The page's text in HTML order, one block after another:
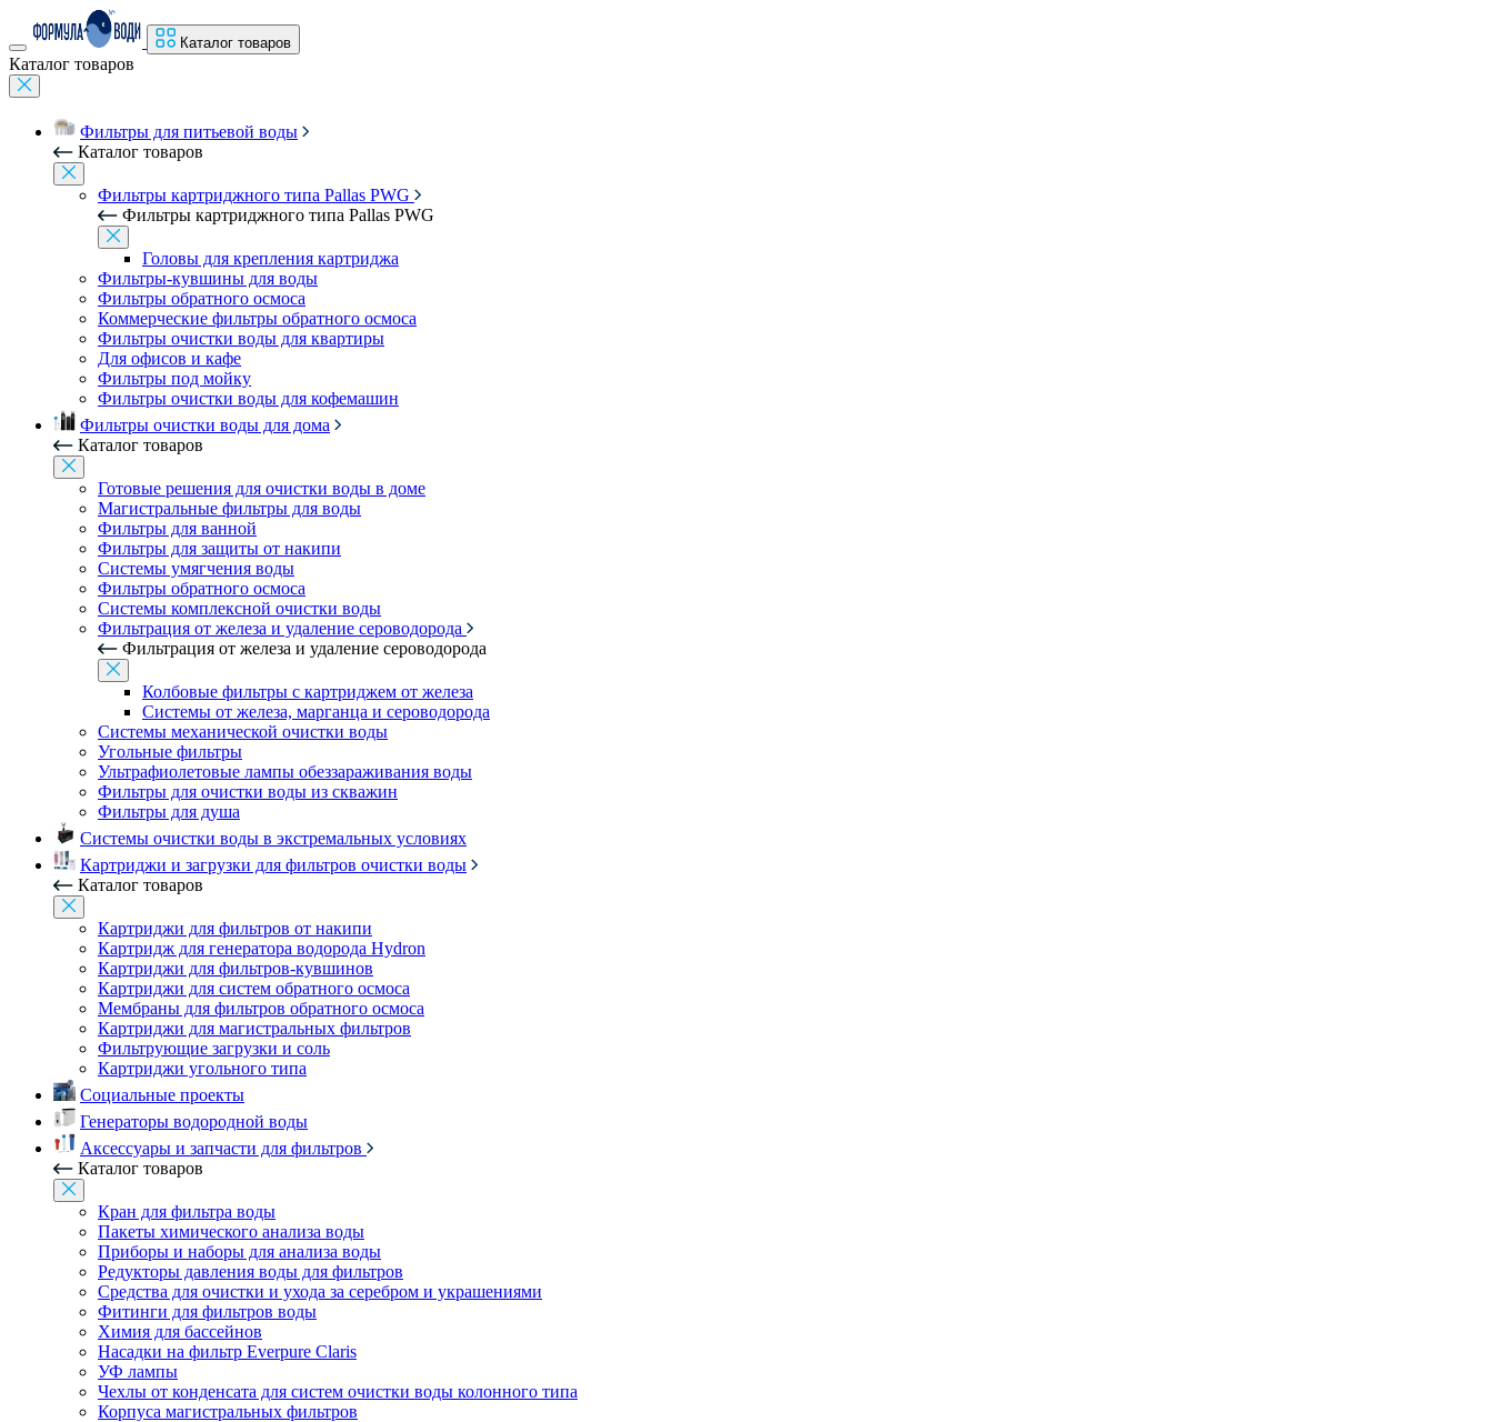
Каталог товаров
Каталог товаров
Фильтры для питьевой воды
Каталог товаров
Фильтры картриджного типа Pallas PWG
Фильтры картриджного типа Pallas PWG
Головы для крепления картриджа
Фильтры-кувшины для воды
Фильтры обратного осмоса
Коммерческие фильтры обратного осмоса
Фильтры очистки воды для квартиры
Для офисов и кафе
Фильтры под мойку
Фильтры очистки воды для кофемашин
Фильтры очистки воды для дома
Каталог товаров
Готовые решения для очистки воды в доме
Магистральные фильтры для воды
Фильтры для ванной
Фильтры для защиты от накипи
Системы умягчения воды
Фильтры обратного осмоса
Системы комплексной очистки воды
Фильтрация от железа и удаление сероводорода
Фильтрация от железа и удаление сероводорода
Колбовые фильтры с картриджем от железа
Системы от железа, марганца и сероводорода
Системы механической очистки воды
Угольные фильтры
Ультрафиолетовые лампы обеззараживания воды
Фильтры для очистки воды из скважин
Фильтры для душа
Системы очистки воды в экстремальных условиях
Картриджи и загрузки для фильтров очистки воды
Каталог товаров
Картриджи для фильтров от накипи
Картридж для генератора водорода Hydron
Картриджи для фильтров-кувшинов
Картриджи для систем обратного осмоса
Мембраны для фильтров обратного осмоса
Картриджи для магистральных фильтров
Фильтрующие загрузки и соль
Картриджи угольного типа
Социальные проекты
Генераторы водородной воды
Аксессуары и запчасти для фильтров
Каталог товаров
Кран для фильтра воды
Пакеты химического анализа воды
Приборы и наборы для анализа воды
Редукторы давления воды для фильтров
Средства для очистки и ухода за серебром и украшениями
Фитинги для фильтров воды
Химия для бассейнов
Насадки на фильтр Everpure Claris
УФ лампы
Чехлы от конденсата для систем очистки воды колонного типа
Корпуса магистральных фильтров